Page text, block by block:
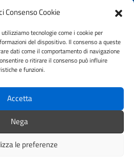
Consenso Cookie
tecnologie come i cookie per
del dispositivo. Il consenso a queste
dati come il comportamento di navigazione
o ritirare il consenso può influire
e funzioni.
Accetta
Nega
le preferenze
Facebook farmacia